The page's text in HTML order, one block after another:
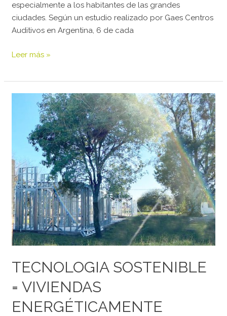
especialmente a los habitantes de las grandes
ciudades. Según un estudio realizado por Gaes Centros
Auditivos en Argentina, 6 de cada
Leer más »
TECNOLOGIA SOSTENIBLE
= VIVIENDAS
ENERGÉTICAMENTE
TECNOLOGIA
SOSTENIBLE
VIVIENDAS
ENERGÉTICAMENTE
EFICIENTES